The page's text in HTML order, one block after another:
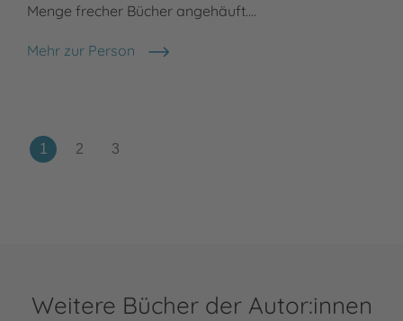
Menge frecher Bücher angehäuft.…
Mehr zur Person
Sabine Both
Weitere Bücher der Autor:innen